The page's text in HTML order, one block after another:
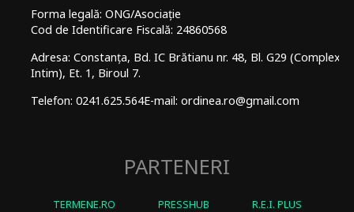
Forma legală: ONG/Asociație
Cod de Identificare Fiscală: 24860568
Adresa: Constanța, Bd. IC Brătianu nr. 48, Bl. G29 (Complex
Intim), Et. 1, Biroul 7.
Telefon: 0241.625.564E-mail: ordinea.ro@gmail.com
PARTENERI
TERMENE.RO PRESSHUB R.E.I. PLUS